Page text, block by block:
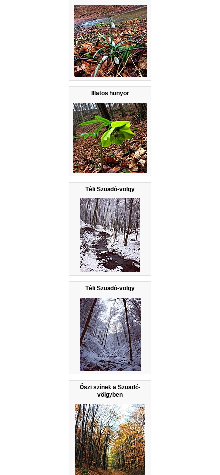
Illatos hunyor
Téli Szuadó-völgy
Téli Szuadó-völgy
Őszi színek a Szuadó-
völgyben